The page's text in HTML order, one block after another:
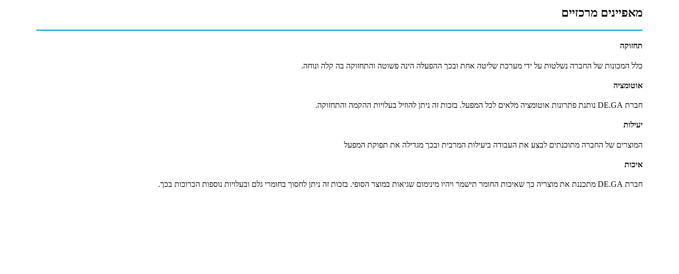
מאפיינים מרכזיים
תחזוקה
כלל המכונות של החברה נשלטות על ידי מערכת שליטה אחת ובכך ההפעלה הינה פשוטה והתחזוקה בה קלה ונוחה.
אוטומציה
חברת DE.GA נותנת פתרונות אוטומציה מלאים לכל המפעל. בזכות זה ניתן להוזיל בעלויות ההקמה והתחזוקה.
יעילות
המוצרים של החברה מתוכנתים לבצע את העבודה ביעילות המרבית ובכך מגדילה את תפוקת המפעל
איכות
חברת DE.GA מתכננת את מוצריה כך שאיכות החומר תישמר ויהיו מינימום שגיאות במוצר הסופי. בזכות זה ניתן לחסוך בחומרי גלם ובעלויות נוספות הכרוכות בכך.